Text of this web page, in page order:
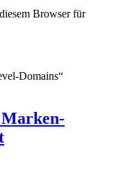
Browser für
Domains“